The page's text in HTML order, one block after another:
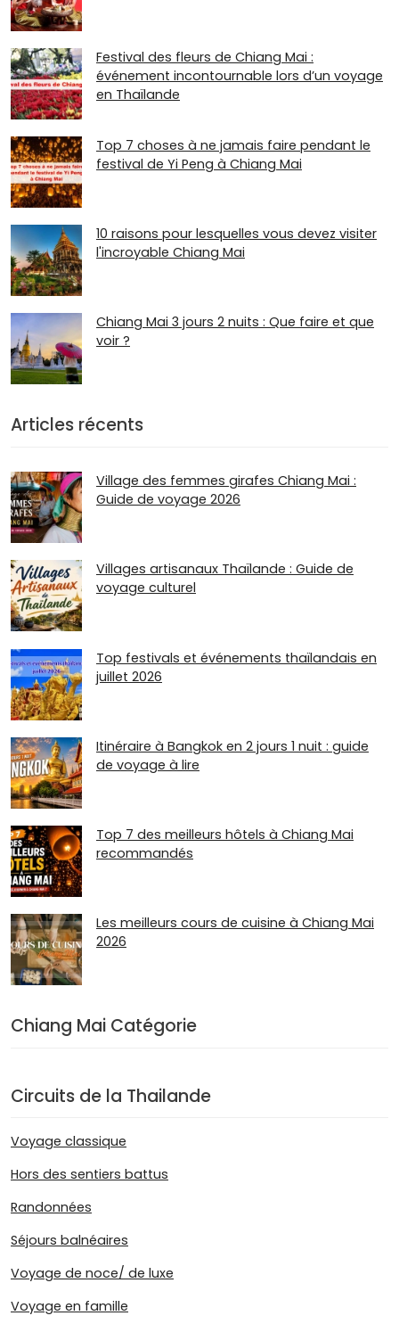
Festival des fleurs de Chiang Mai :
événement incontournable lors d’un voyage
en Thaïlande
Top 7 choses à ne jamais faire pendant le
festival de Yi Peng à Chiang Mai
10 raisons pour lesquelles vous devez visiter
l'incroyable Chiang Mai
Chiang Mai 3 jours 2 nuits : Que faire et que
voir ?
Articles récents
Village des femmes girafes Chiang Mai :
Guide de voyage 2026
Villages artisanaux Thaïlande : Guide de
voyage culturel
Top festivals et événements thaïlandais en
juillet 2026
Itinéraire à Bangkok en 2 jours 1 nuit : guide
de voyage à lire
Top 7 des meilleurs hôtels à Chiang Mai
recommandés
Les meilleurs cours de cuisine à Chiang Mai
2026
Chiang Mai Catégorie
Circuits de la Thailande
Voyage classique
Hors des sentiers battus
Randonnées
Séjours balnéaires
Voyage de noce/ de luxe
Voyage en famille